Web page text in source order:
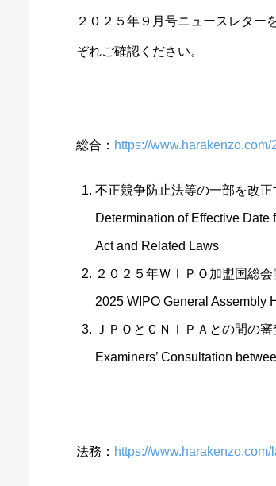
２０２５年９月号ニュースレター
ぞれご確認ください。
総合： https://www.harakenzo.com/
不正競争防止法等の一部を改
Determination of Effective
Act and Related Laws
２０２５年ＷＩＰＯ加盟国総会
2025 WIPO General Assembly
ＪＰＯとＣＮＩＰＡとの間の
Examiners’ Consultation
法務： https://